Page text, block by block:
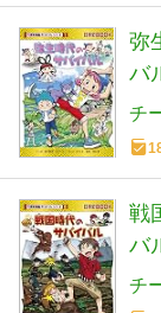
弥
バ
チ
戦
バ
チ